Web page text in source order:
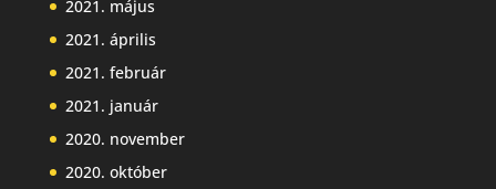
2021. május
2021. április
2021. február
2021. január
2020. november
2020. október